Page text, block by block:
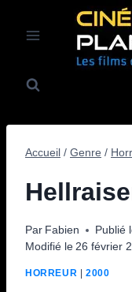
Accueil / Genre /
Par Fabien Publié
Modifié le 26 février
HORREUR | 2000